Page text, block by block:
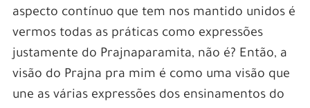
aspecto contínuo que tem nos mantido unidos é
vermos todas as práticas como expressões
justamente do Prajnaparamita, não é? Então, a
visão do Prajna pra mim é como uma visão que
une as várias expressões dos ensinamentos do